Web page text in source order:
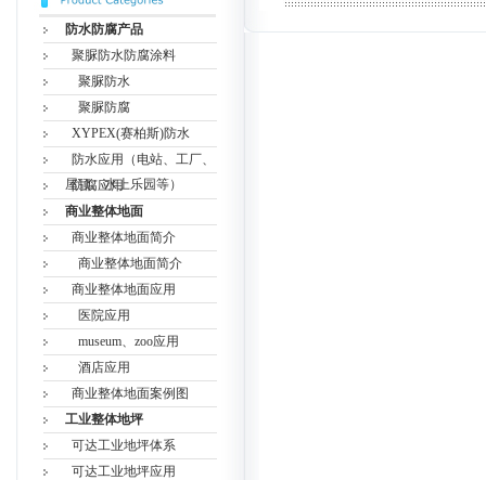
防水防腐产品
聚脲防水防腐涂料
聚脲防水
聚脲防腐
XYPEX(赛柏斯)防水
防水应用（电站、工厂、
屋顶、水上乐园等）
防腐应用
商业整体地面
商业整体地面简介
商业整体地面简介
商业整体地面应用
医院应用
museum、zoo应用
酒店应用
商业整体地面案例图
工业整体地坪
可达工业地坪体系
可达工业地坪应用